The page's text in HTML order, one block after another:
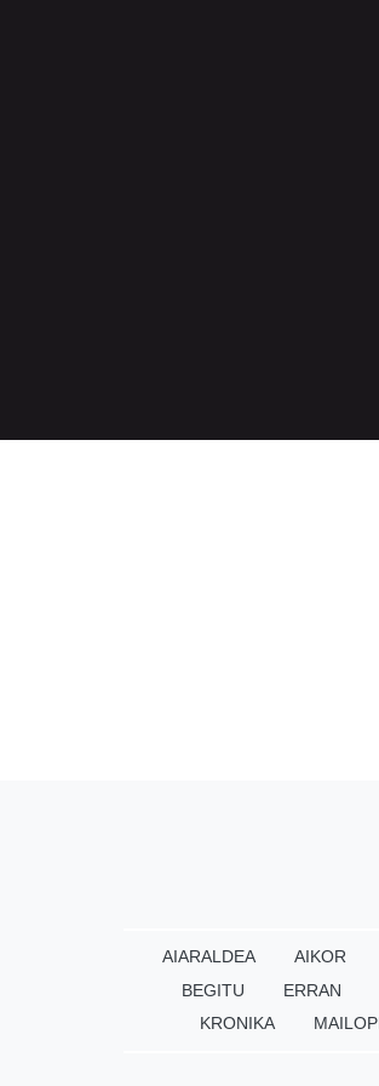
AIARALDEA AIKOR
BEGITU
ERRAN
KRONIKA